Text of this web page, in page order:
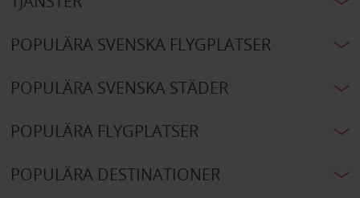
POPULÄRA SVENSKA FLYGPLATSER
POPULÄRA SVENSKA STÄDER
POPULÄRA FLYGPLATSER
POPULÄRA DESTINATIONER